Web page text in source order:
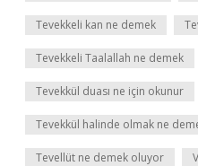
Tevekkeli kan ne demek
Tevekkeli Taalallah ne demek
Tevekkül duası ne için okunur
Tevekkül halinde olmak ne
Tevellüt ne demek oluyor